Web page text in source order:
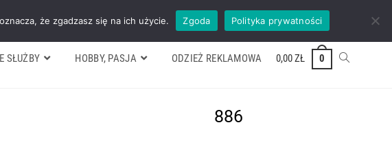
Formularz wyceny Kontakt ZADZWOŃ TEL. 600 352 938
SŁUŻBY HOBBY, PASJA ODZIEŻ REKLAMOWA 0,00ZŁ 0
886
że zgadzasz się na ich użycie. Zgoda Polityka prywatności